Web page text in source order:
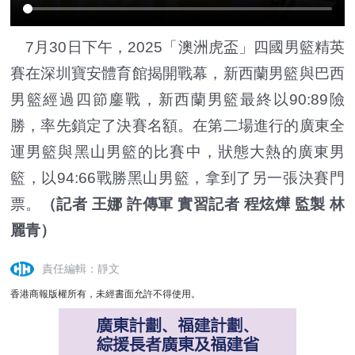
7月30日下午，2025「澳洲虎盃」四國男籃精英
賽在深圳寶安體育館揭開戰幕，新西蘭男籃與巴西
男籃經過四節鏖戰，新西蘭男籃最終以90:89險
勝，率先鎖定了決賽名額。在第二場進行的廣東全
運男籃與黑山男籃的比賽中，狀態大熱的廣東男
籃，以94:66戰勝黑山男籃，拿到了另一張決賽門
票。
（記者 王娜 許傳軍 實習記者 程炫燁 監製 林
麗青）
責任編輯：靜文
香港商報版權所有，未經書面允許不得使用。